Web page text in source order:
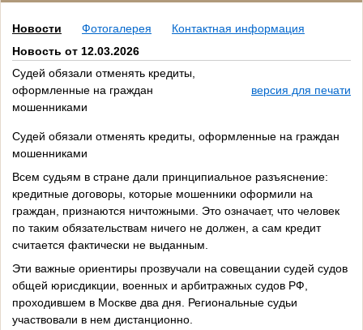
Новости Фотогалерея
Контактная информация
Новость от 12.03.2026
Судей обязали отменять кредиты,
оформленные на граждан
мошенниками
версия для печати
Судей обязали отменять кредиты, оформленные на граждан
мошенниками
Всем судьям в стране дали принципиальное разъяснение:
кредитные договоры, которые мошенники оформили на
граждан, признаются ничтожными. Это означает, что человек
по таким обязательствам ничего не должен, а сам кредит
считается фактически не выданным.
Эти важные ориентиры прозвучали на совещании судей судов
общей юрисдикции, военных и арбитражных судов РФ,
проходившем в Москве два дня. Региональные судьи
участвовали в нем дистанционно.